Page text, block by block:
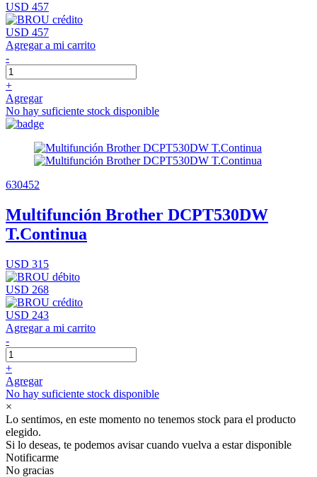
USD 457
USD 457
Agregar a mi carrito
-
+
Agregar
No hay suficiente stock disponible
630452
Multifunción Brother DCPT530DW
T.Continua
USD 315
USD 268
USD 243
Agregar a mi carrito
-
+
Agregar
No hay suficiente stock disponible
×
Lo sentimos, en este momento no tenemos stock para el producto
elegido.
Si lo deseas, te podemos avisar cuando vuelva a estar disponible
Notificarme
No gracias